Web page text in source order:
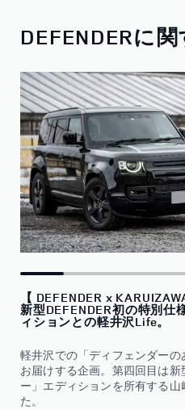
DEFENDERに
【 DEFENDER x
新型DEFENDER初の特別仕
ィションとの軽井沢Life。
軽井沢での「ディフェンダー
お届けする企画。第四回目は新
ー」エディションを所有する
た。